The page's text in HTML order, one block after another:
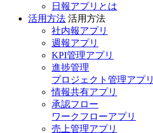
日報アプリとは
活用方法 活用方法
社内報アプリ
週報アプリ
KPI管理アプリ
進捗管理
プロジェクト管理アプリ
情報共有アプリ
承認フロー
ワークフローアプリ
売上管理アプリ